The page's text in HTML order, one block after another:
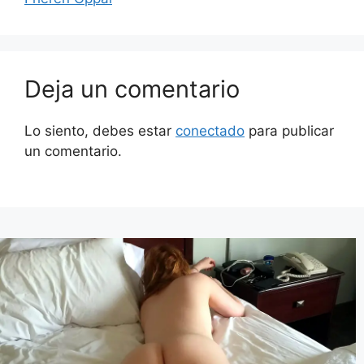
Deja un comentario
Lo siento, debes estar conectado para publicar
un comentario.